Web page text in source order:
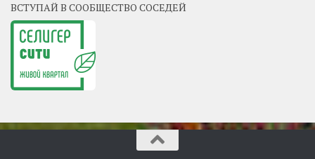
ВСТУПАЙ В СООБЩЕСТВО СОСЕДЕЙ